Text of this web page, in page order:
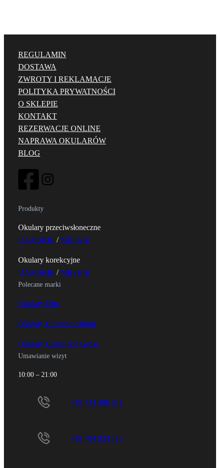
REGULAMIN
DOSTAWA
ZWROTY I REKLAMACJE
POLITYKA PRYWATNOŚCI
O SKLEPIE
KONTAKT
REZERWACJE ONLINE
NAPRAWA OKULARÓW
BLOG
Produkty
Okulary przeciwsłoneczne
DAMSKIE /MĘSKIE
Okulary korekcyjne
DAMSKIE /MĘSKIE
Polecane marki
Okulary Dita
Okulary Caroline Abram
Okulary Cutler and Gross
Umawianie wizyt
10:00 – 21:00
+48 734 406 511
+48 784 934 115